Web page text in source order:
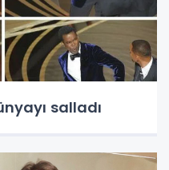
salladı